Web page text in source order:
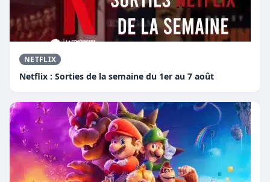
NETFLIX
Netflix : Sorties de la semaine du 1er au 7 août